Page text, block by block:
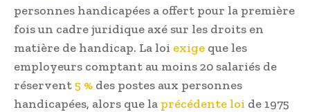
personnes handicapées a offert pour la première
fois un cadre juridique axé sur les droits en
matière de handicap. La loi exige que les
employeurs comptant au moins 20 salariés de
réservent5 % des postes aux personnes
handicapées, alors que la précédente loi de 1975